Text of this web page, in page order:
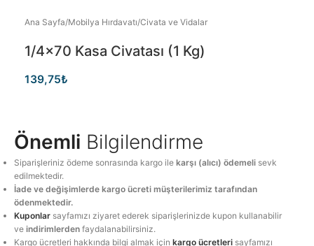
Ana Sayfa/Mobilya Hırdavatı/Civata ve Vidalar
1/4×70 Kasa Civatası (1 Kg)
139,75₺
Önemli Bilgilendirme
Siparişleriniz ödeme sonrasında kargo ilekarşı (alıcı) ödemeli sevk
edilmektedir.
İade ve değişimlerde kargo ücreti müşterilerimiz tarafından
ödenmektedir.
Kuponlar sayfamızı ziyaret ederek siparişlerinizde kupon kullanabilir
veindirimlerden faydalanabilirsiniz.
Kargo ücretleri hakkında bilgi almak içinkargo ücretleri sayfamızı